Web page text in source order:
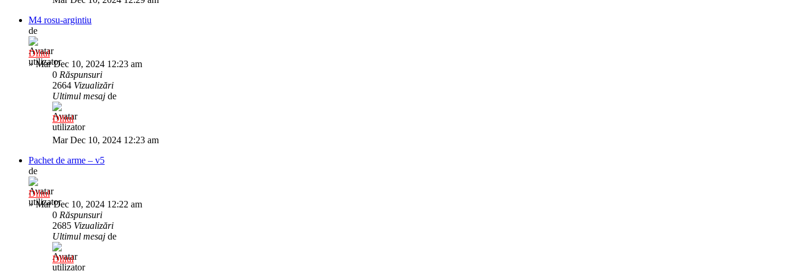
M4 rosu-argintiu
de
Diliul
»Mar Dec 10, 2024 12:23 am
0 Răspunsuri
2664 Vizualizări
Ultimul mesaj de
Diliul
Mar Dec 10, 2024 12:23 am
Pachet de arme – v5
de
Diliul
»Mar Dec 10, 2024 12:22 am
0 Răspunsuri
2685 Vizualizări
Ultimul mesaj de
Diliul